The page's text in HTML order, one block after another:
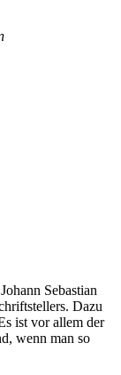
Sebastian
Dazu
ist vor allem der
wenn man so